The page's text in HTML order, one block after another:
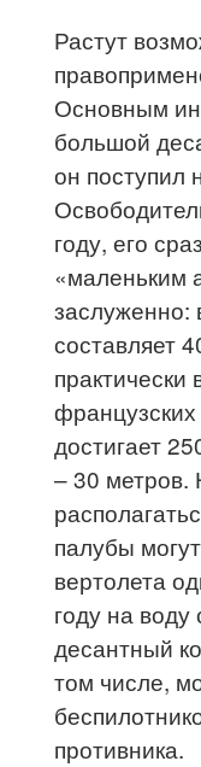
Растут
Основным
большой
он поступил
году, его
«маленьким
заслуженно:
составляет
практически
достигает
– 30 метров.
палубы
вертолета
году на
десантный
том числе,
противника.